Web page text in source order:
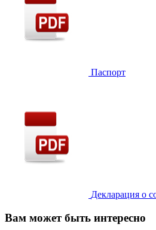
Паспорт
Декларация о
Вам может быть интересно